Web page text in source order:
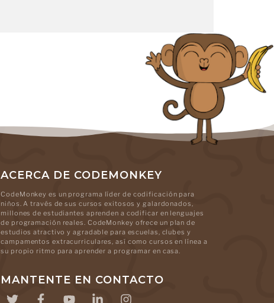
ACERCA DE CODEMONKEY
CodeMonkey es un programa líder de codificación para
niños. A través de sus cursos exitosos y galardonados,
millones de estudiantes aprenden a codificar en lenguajes
de programación reales. CodeMonkey ofrece un plan de
estudios atractivo y agradable para escuelas, clubes y
campamentos extracurriculares, así como cursos en línea a
su propio ritmo para aprender a programar en casa.
MANTENTE EN CONTACTO